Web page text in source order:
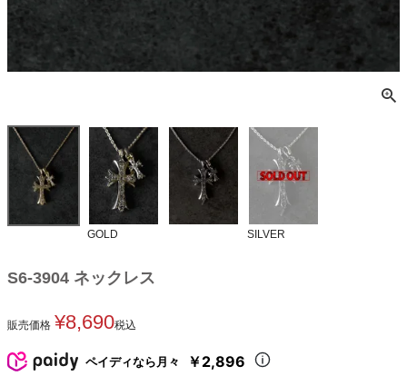
GOLD SILVER
S6-3904 ネックレス
販売価格 ¥8,690税込
ペイディなら月々 ￥2,896